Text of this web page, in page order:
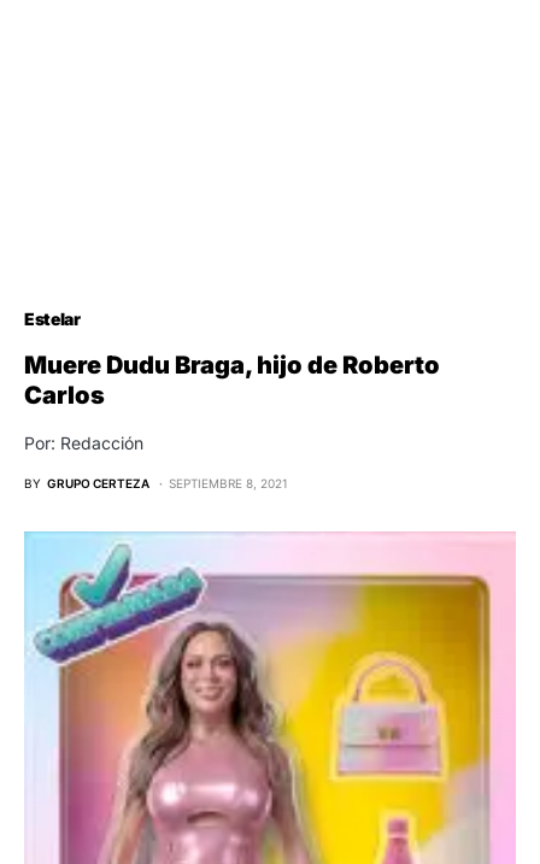
Estelar
Muere Dudu Braga, hijo de Roberto
Carlos
Por: Redacción
BY GRUPO CERTEZA SEPTIEMBRE 8, 2021